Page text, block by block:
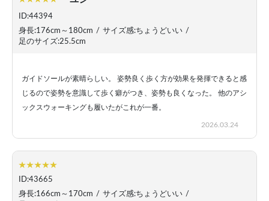
ID:44394
身長:176cm～180cm / サイズ感:ちょうどいい /
足のサイズ:25.5cm
ガイドソールが素晴らしい。 姿勢良く歩く方が効果を発揮できると感
じるので姿勢を意識して歩く癖がつき、姿勢も良くなった。 他のアシ
ックスウォーキングも履いたがこれが一番。
2026.03.24
ID:43665
身長:166cm～170cm / サイズ感:ちょうどいい /